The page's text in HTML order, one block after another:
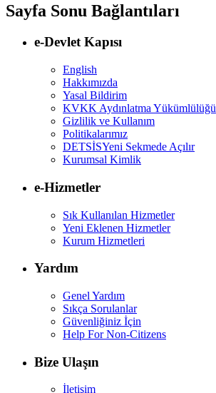
Sayfa Sonu Bağlantıları
e-Devlet Kapısı
English
Hakkımızda
Yasal Bildirim
KVKK Aydınlatma Yükümlülüğü
Gizlilik ve Kullanım
Politikalarımız
DETSİSYeni Sekmede Açılır
Kurumsal Kimlik
e-Hizmetler
Sık Kullanılan Hizmetler
Yeni Eklenen Hizmetler
Kurum Hizmetleri
Yardım
Genel Yardım
Sıkça Sorulanlar
Güvenliğiniz İçin
Help For Non-Citizens
Bize Ulaşın
İletişim